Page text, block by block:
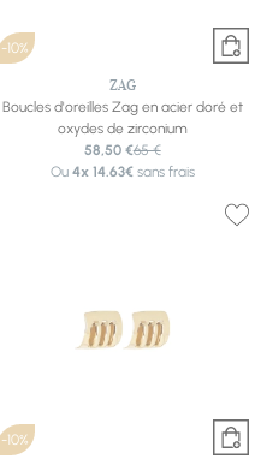
-10%
ZAG
Boucles d'oreilles Zag en acier doré et
oxydes de zirconium
58,50 €65 €
Ou 4x 14.63€sans frais
-10%